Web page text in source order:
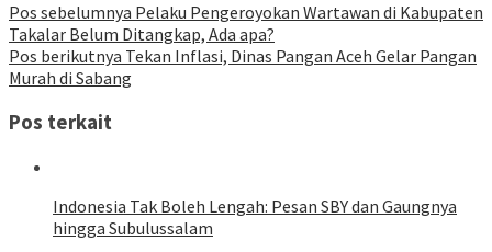
Pos sebelumnya Pelaku Pengeroyokan Wartawan di Kabupaten
Takalar Belum Ditangkap, Ada apa?
Pos berikutnya Tekan Inflasi, Dinas Pangan Aceh Gelar Pangan
Murah di Sabang
Pos terkait
Indonesia Tak Boleh Lengah: Pesan SBY dan Gaungnya
hingga Subulussalam